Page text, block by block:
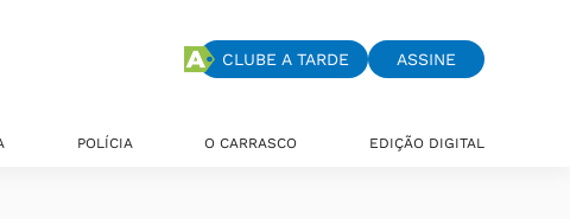
CLUBE A TARDE ASSINE
POLÍCIA O CARRASCO EDIÇÃO DIGITAL